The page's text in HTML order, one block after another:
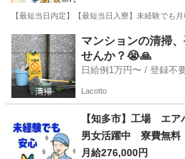
【最短当日内定】【最短当日入寮】未経験で
愛知 大府市 大府駅 その他
マンションの清掃
せんか？😭🙏
日給例1万円
Lacotto
【知多市】工場 エ
男女活躍中 寮費無料
月給276,000円